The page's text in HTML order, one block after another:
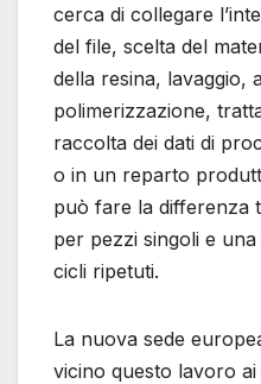
cerca di collegare
del file, scelta del
della resina, lavaggio,
polimerizzazione,
raccolta dei dati di
o in un reparto
può fare la differenza
per pezzi singoli e
cicli ripetuti.
La nuova sede
vicino questo lavoro